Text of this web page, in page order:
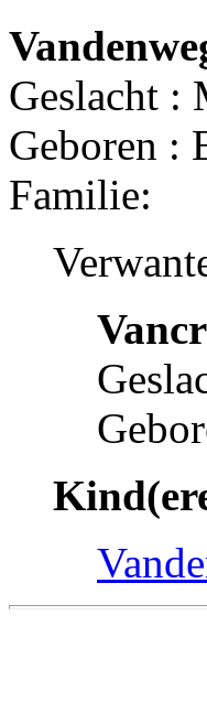
Geslacht :
Geboren :
Familie: